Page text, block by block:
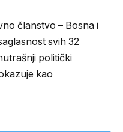
članstvo – Bosna i
svih 32
politički
kao